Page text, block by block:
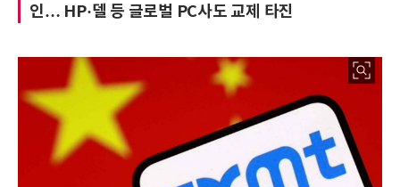
인… HP·델 등 글로벌 PC사도 교제 타진